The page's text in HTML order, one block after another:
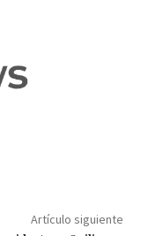
Artículo siguiente